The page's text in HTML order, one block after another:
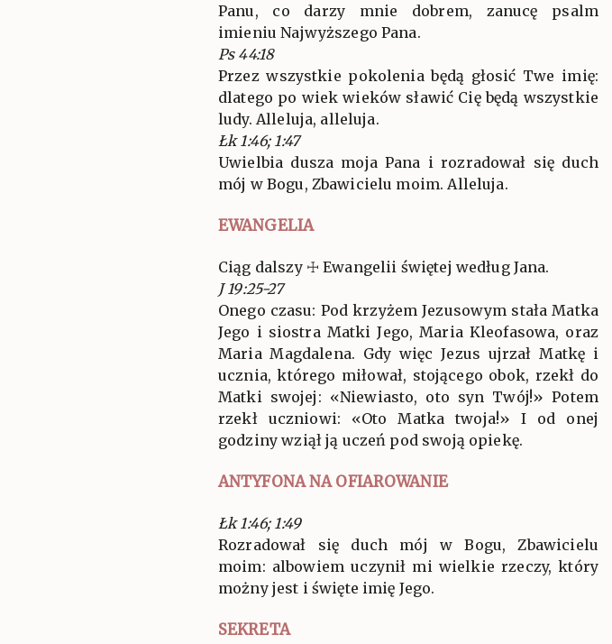
Panu, co darzy mnie dobrem, zanucę psalm
imieniu Najwyższego Pana.
Ps 44:18
Przez wszystkie pokolenia będą głosić Twe imię:
dlatego po wiek wieków sławić Cię będą wszystkie
ludy. Alleluja, alleluja.
Łk 1:46; 1:47
Uwielbia dusza moja Pana i rozradował się duch
mój w Bogu, Zbawicielu moim. Alleluja.
EWANGELIA
Ciąg dalszy ☩ Ewangelii świętej według Jana.
J 19:25-27
Onego czasu: Pod krzyżem Jezusowym stała Matka
Jego i siostra Matki Jego, Maria Kleofasowa, oraz
Maria Magdalena. Gdy więc Jezus ujrzał Matkę i
ucznia, którego miłował, stojącego obok, rzekł do
Matki swojej: «Niewiasto, oto syn Twój!» Potem
rzekł uczniowi: «Oto Matka twoja!» I od onej
godziny wziął ją uczeń pod swoją opiekę.
ANTYFONA NA OFIAROWANIE
Łk 1:46; 1:49
Rozradował się duch mój w Bogu, Zbawicielu
moim: albowiem uczynił mi wielkie rzeczy, który
możny jest i święte imię Jego.
SEKRETA